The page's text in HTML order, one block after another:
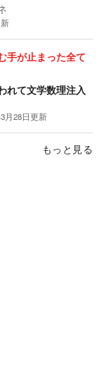
手が止まった全て
れて文学数理注入
月28日更新
もっと見る